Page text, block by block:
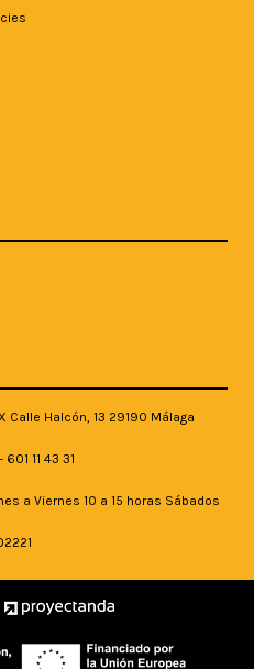
Calle Halcón, 13 29190 Málaga
11 43 31
a Viernes 10 a 15 horas Sábados